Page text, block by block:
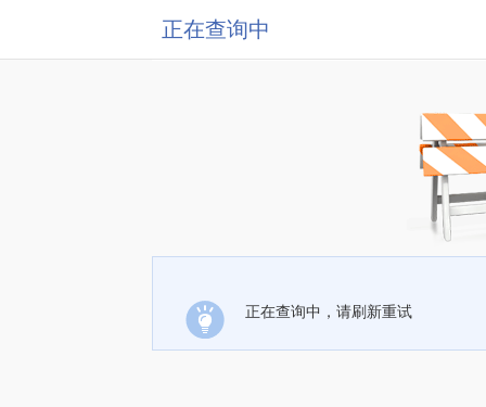
正在查询中
正在查询中，请刷新重试